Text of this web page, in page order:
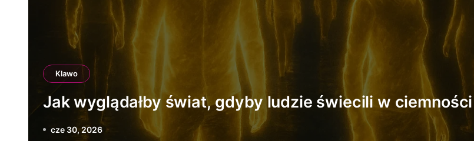
Klawo
Jak wyglądałby świat, gdyby ludzie świecili w ciemności
cze 30, 2026